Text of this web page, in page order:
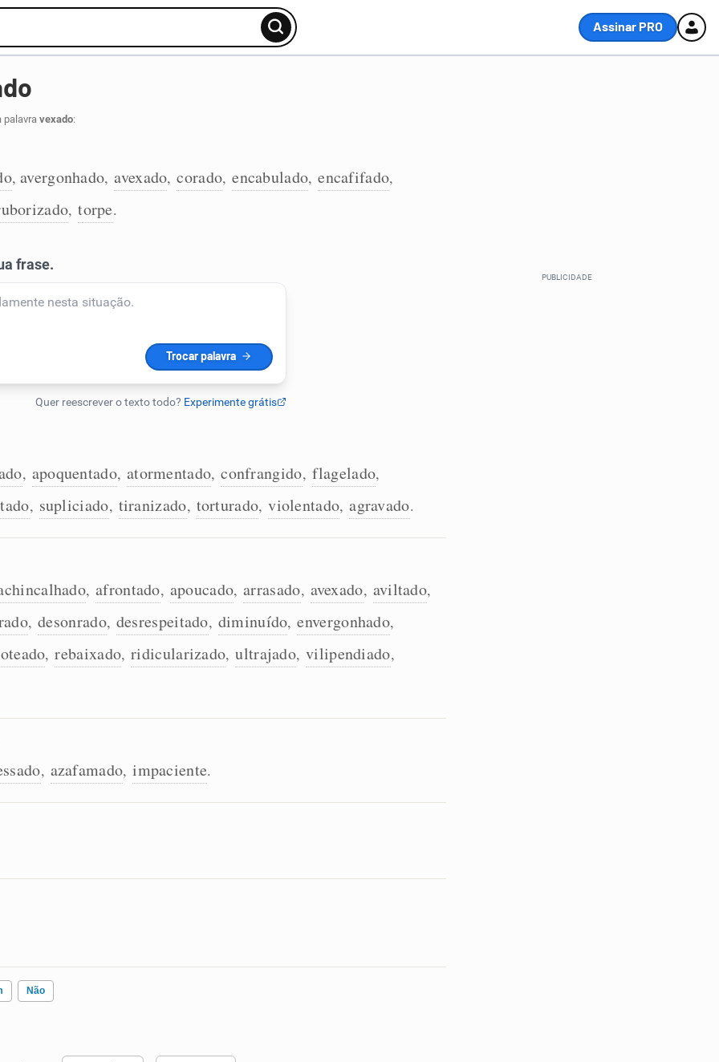
Assinar PRO
palavravexado:
,avergonhado, avexado, corado, encabulado, encafifado,
, torpe.
, apoquentado, atormentado, confrangido, flagelado,
, supliciado, tiranizado, torturado, violentado, agravado.
, afrontado, apoucado, arrasado, avexado, aviltado,
, desonrado, desrespeitado, diminuído, envergonhado,
, rebaixado, ridicularizado, ultrajado, vilipendiado,
, azafamado, impaciente.
Não